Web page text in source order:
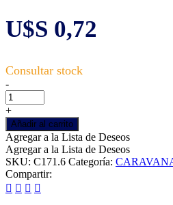
U$S 0,72
Caravana
ROCKINK
doble
Mediana.
SF+
DS,
VERDE
cantidad
-
+
Añadir al carrito
Agregar a la Lista de Deseos
Agregar a la Lista de Deseos
SKU: C171.6 Categoría:
Compartir: